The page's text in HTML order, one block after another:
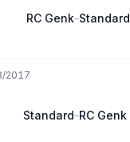
RC Genk–Standard
2017
Standard–RC Genk